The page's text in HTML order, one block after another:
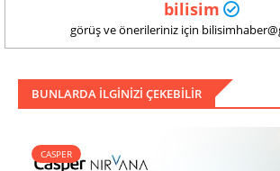
bilisim
görüş ve önerileriniz için
BUNLARDA ILGINIZI ÇEKEBILIR
CASPER